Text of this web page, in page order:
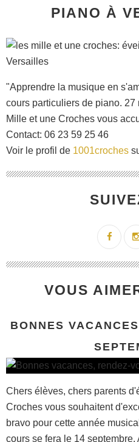
PIANO À
"Apprendre la musique en
cours particuliers de piano.
Mille et une Croches vous
Contact: 06 23 59 25 46
Voir le profil de 1001croches
VOUS
BONNES
Chers élèves, chers parents
Croches vous souhaitent
bravo pour cette année
cours se fera le 14